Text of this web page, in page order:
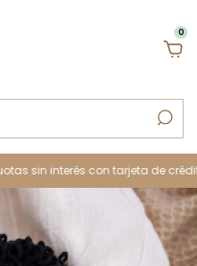
0
sin interés con tarjeta de crédito